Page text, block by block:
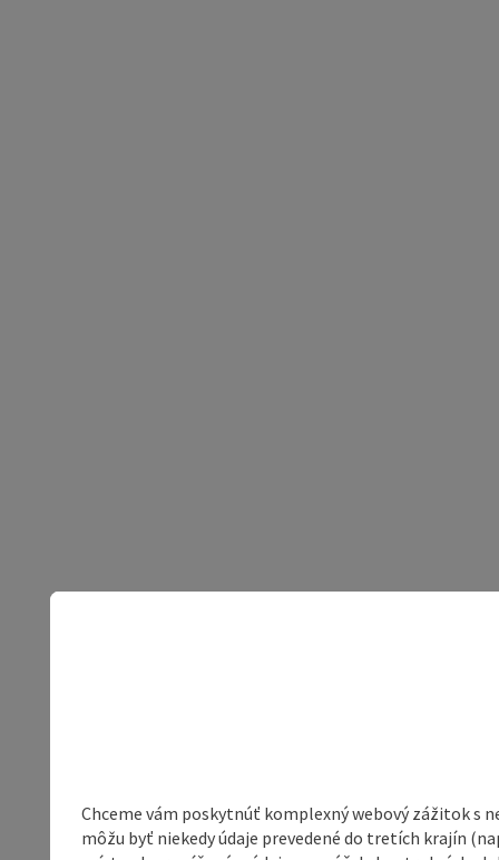
Chceme vám poskytnúť komplexný webový zážitok s
môžu byť niekedy údaje prevedené do tretích krajín